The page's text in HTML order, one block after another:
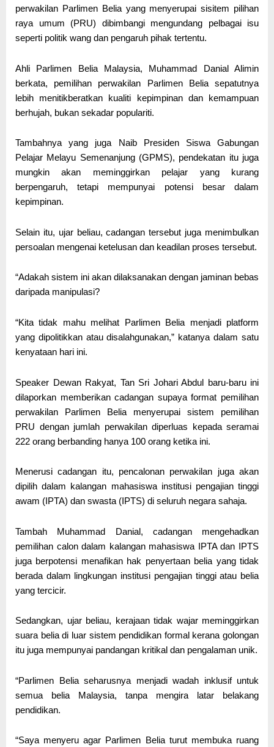
perwakilan Parlimen Belia yang menyerupai sisitem pilihan
raya umum (PRU) dibimbangi mengundang pelbagai isu
seperti politik wang dan pengaruh pihak tertentu.
Ahli Parlimen Belia Malaysia, Muhammad Danial Alimin
berkata, pemilihan perwakilan Parlimen Belia sepatutnya
lebih menitikberatkan kualiti kepimpinan dan kemampuan
berhujah, bukan sekadar populariti.
Tambahnya yang juga Naib Presiden Siswa Gabungan
Pelajar Melayu Semenanjung (GPMS), pendekatan itu juga
mungkin akan meminggirkan pelajar yang kurang
berpengaruh, tetapi mempunyai potensi besar dalam
kepimpinan.
Selain itu, ujar beliau, cadangan tersebut juga menimbulkan
persoalan mengenai ketelusan dan keadilan proses tersebut.
“Adakah sistem ini akan dilaksanakan dengan jaminan bebas
daripada manipulasi?
“Kita tidak mahu melihat Parlimen Belia menjadi platform
yang dipolitikkan atau disalahgunakan,” katanya dalam satu
kenyataan hari ini.
Speaker Dewan Rakyat, Tan Sri Johari Abdul baru-baru ini
dilaporkan memberikan cadangan supaya format pemilihan
perwakilan Parlimen Belia menyerupai sistem pemilihan
PRU dengan jumlah perwakilan diperluas kepada seramai
222 orang berbanding hanya 100 orang ketika ini.
Menerusi cadangan itu, pencalonan perwakilan juga akan
dipilih dalam kalangan mahasiswa institusi pengajian tinggi
awam (IPTA) dan swasta (IPTS) di seluruh negara sahaja.
Tambah Muhammad Danial, cadangan mengehadkan
pemilihan calon dalam kalangan mahasiswa IPTA dan IPTS
juga berpotensi menafikan hak penyertaan belia yang tidak
berada dalam lingkungan institusi pengajian tinggi atau belia
yang tercicir.
Sedangkan, ujar beliau, kerajaan tidak wajar meminggirkan
suara belia di luar sistem pendidikan formal kerana golongan
itu juga mempunyai pandangan kritikal dan pengalaman unik.
“Parlimen Belia seharusnya menjadi wadah inklusif untuk
semua belia Malaysia, tanpa mengira latar belakang
pendidikan.
“Saya menyeru agar Parlimen Belia turut membuka ruang